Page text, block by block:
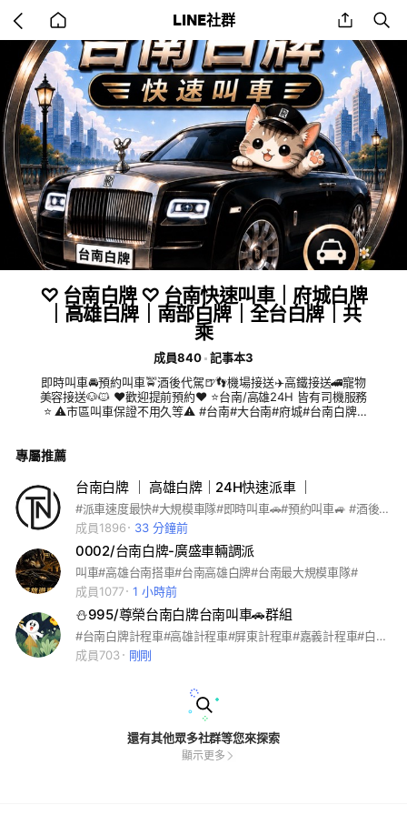
back
to
home
LINE社群 share
♡ 台南白牌 ♡ 台南快速叫車｜府城白牌
｜高雄白牌｜南部白牌｜全台白牌｜共
乘
成員840
記事本3
即時叫車🚘預約叫車🚖酒後代駕🍺👣機場接送✈️高鐵接送🚄寵物
美容接送🐶🐱 ❤️歡迎提前預約❤️ ⭐️台南/高雄24H 皆有司機服務
⭐️ ⚠️市區叫車保證不用久等⚠️ #台南#大台南#府城#台南白牌#
專屬推薦
台南白牌 ｜ 高雄白牌｜24H快速派車 ｜
#派車速度最快#大規模車隊#即時叫車🚗#預約叫車🚙 #酒後代駕🍺#台南#低車資#長途🈚️加成#高雄等各縣市皆有🏆
成員1896
33 分鐘前
0002/台南白牌-廣盛車輛調派
叫車#高雄台南搭車#台南高雄白牌#台南最大規模車隊#
成員1077
1 小時前
⛄️995/尊榮台南白牌台南叫車🚗群組
#台南白牌計程車#高雄計程車#屏東計程車#嘉義計程車#白牌車#叫車#代叫#私家車#Uber#line taxi#台灣大車隊#大都會#府城#yuxi#中華衛星#天龍#夏威夷#全台叫車#高鐵接送#機場接送#長短途旅遊包車#代購跑腿#酒後代駕#道路救援接電#台南叫車#台南白牌#
成員703
剛剛
還有其他眾多社群等您來探索
顯示更多